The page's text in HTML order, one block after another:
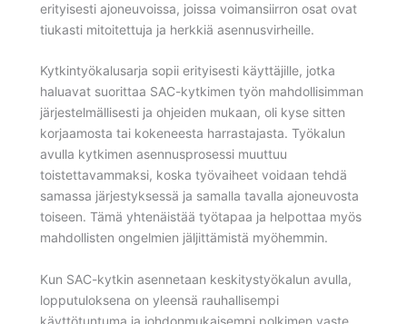
erityisesti ajoneuvoissa, joissa voimansiirron osat ovat
tiukasti mitoitettuja ja herkkiä asennusvirheille.
Kytkintyökalusarja sopii erityisesti käyttäjille, jotka
haluavat suorittaa SAC-kytkimen työn mahdollisimman
järjestelmällisesti ja ohjeiden mukaan, oli kyse sitten
korjaamosta tai kokeneesta harrastajasta. Työkalun
avulla kytkimen asennusprosessi muuttuu
toistettavammaksi, koska työvaiheet voidaan tehdä
samassa järjestyksessä ja samalla tavalla ajoneuvosta
toiseen. Tämä yhtenäistää työtapaa ja helpottaa myös
mahdollisten ongelmien jäljittämistä myöhemmin.
Kun SAC-kytkin asennetaan keskitystyökalun avulla,
lopputuloksena on yleensä rauhallisempi
käyttötuntuma ja johdonmukaisempi polkimen vaste.